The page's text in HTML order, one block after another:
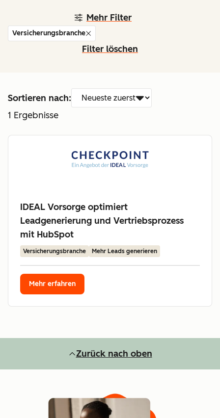
Mehr Filter
Versicherungsbranche
Filter löschen
Sortieren nach:
1 Ergebnisse
IDEAL Vorsorge optimiert
Leadgenerierung und Vertriebsprozess
mit HubSpot
Versicherungsbranche Mehr Leads generieren
Mehr erfahren
Zurück nach oben